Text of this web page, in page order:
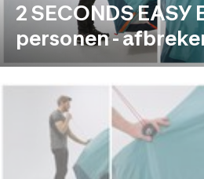
2 SECONDS EASY
personen -